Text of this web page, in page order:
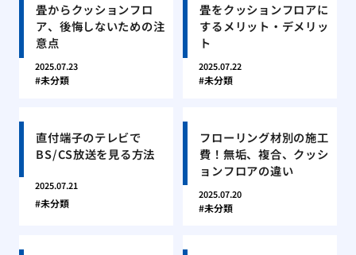
畳からクッションフロ
ア、後悔しないための注
意点
2025.07.23
未分類
畳をクッションフロアに
するメリット・デメリッ
ト
2025.07.22
未分類
直付端子のテレビで
BS/CS放送を見る方法
2025.07.21
未分類
フローリング材別の施工
費！無垢、複合、クッシ
ョンフロアの違い
2025.07.20
未分類